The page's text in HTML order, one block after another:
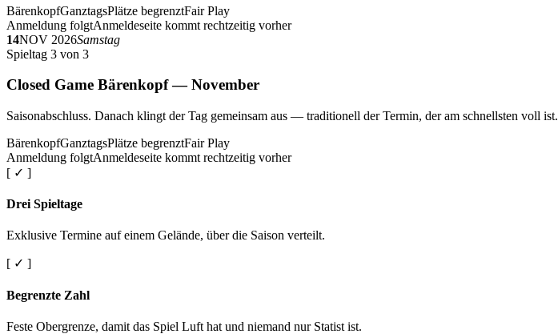
BärenkopfGanztagsPlätze begrenztFair Play
Anmeldung folgtAnmeldeseite kommt rechtzeitig vorher
14NOV 2026Samstag
Spieltag 3 von 3
Closed Game Bärenkopf — November
Saisonabschluss. Danach klingt der Tag gemeinsam aus — traditionell der Termin, der am schnellsten voll ist.
BärenkopfGanztagsPlätze begrenztFair Play
Anmeldung folgtAnmeldeseite kommt rechtzeitig vorher
[ ✓ ]
Drei Spieltage
Exklusive Termine auf einem Gelände, über die Saison verteilt.
[ ✓ ]
Begrenzte Zahl
Feste Obergrenze, damit das Spiel Luft hat und niemand nur Statist ist.